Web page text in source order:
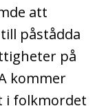
att
påstådda
på
kommer
i folkmordet